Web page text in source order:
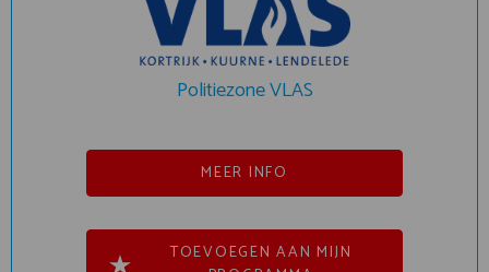
Politiezone VLAS
MEER INFO
TOEVOEGEN AAN MIJN